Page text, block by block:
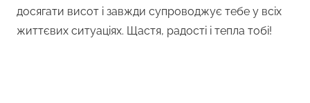
досягати висот і завжди супроводжує тебе у всіх
життєвих ситуаціях. Щастя, радості і тепла тобі!